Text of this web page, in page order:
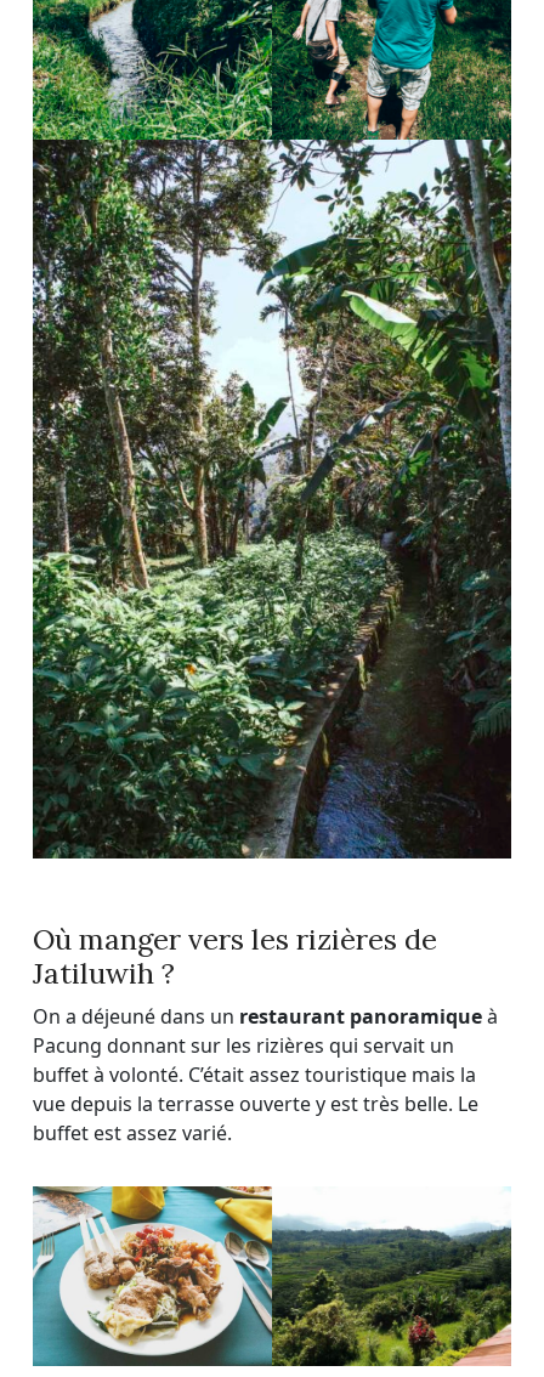
Où manger vers les rizières de
Jatiluwih ?
On a déjeuné dans un restaurant panoramiqueà
Pacung donnant sur les rizières qui servait un
buffet à volonté. C’était assez touristique mais la
vue depuis la terrasse ouverte y est très belle. Le
buffet est assez varié.